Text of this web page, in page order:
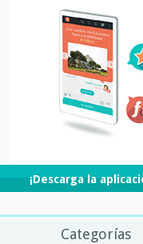
¡Descarga la
Categorías